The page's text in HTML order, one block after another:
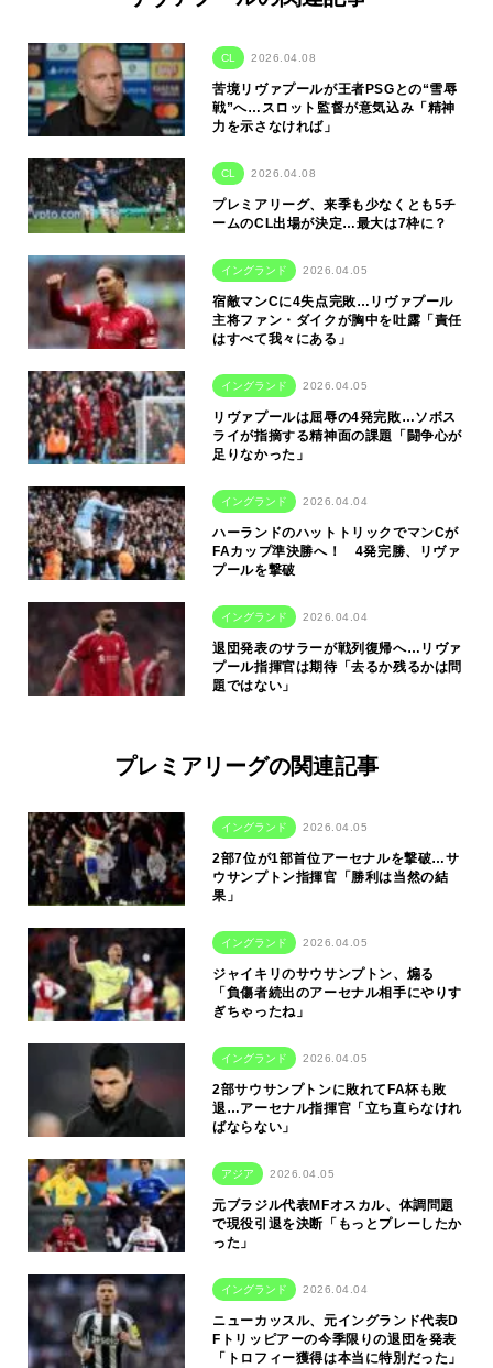
CL 2026.04.08
苦境リヴァプールが王者PSGとの“雪辱
戦”へ…スロット監督が意気込み「精神
力を示さなければ」
CL 2026.04.08
プレミアリーグ、来季も少なくとも5チ
ームのCL出場が決定…最大は7枠に？
イングランド 2026.04.05
宿敵マンCに4失点完敗…リヴァプール
主将ファン・ダイクが胸中を吐露「責任
はすべて我々にある」
イングランド 2026.04.05
リヴァプールは屈辱の4発完敗…ソボス
ライが指摘する精神面の課題「闘争心が
足りなかった」
イングランド 2026.04.04
ハーランドのハットトリックでマンCが
FAカップ準決勝へ！ 4発完勝、リヴァ
プールを撃破
イングランド 2026.04.04
退団発表のサラーが戦列復帰へ…リヴァ
プール指揮官は期待「去るか残るかは問
題ではない」
プレミアリーグの関連記事
イングランド 2026.04.05
2部7位が1部首位アーセナルを撃破…サ
ウサンプトン指揮官「勝利は当然の結
果」
イングランド 2026.04.05
ジャイキリのサウサンプトン、煽る
「負傷者続出のアーセナル相手にやりす
ぎちゃったね」
イングランド 2026.04.05
2部サウサンプトンに敗れてFA杯も敗
退…アーセナル指揮官「立ち直らなけれ
ばならない」
アジア 2026.04.05
元ブラジル代表MFオスカル、体調問題
で現役引退を決断「もっとプレーしたか
った」
イングランド 2026.04.04
ニューカッスル、元イングランド代表D
Fトリッピアーの今季限りの退団を発表
「トロフィー獲得は本当に特別だった」